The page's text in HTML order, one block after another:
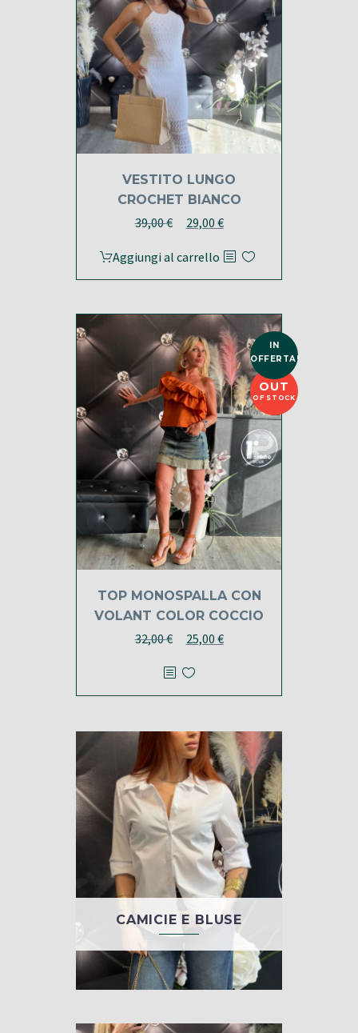
VESTITO LUNGO
CROCHET BIANCO
39,00€
Il
originale
era:
29,00 €
attuale
è:
Aggiungi al carrello
IN
OFFERTA!
OUT
OF STOCK
TOP MONOSPALLA CON
VOLANT COLOR COCCIO
32,00€
Il
originale
era:
25,00 €
è:
CAMICIE E BLUSE